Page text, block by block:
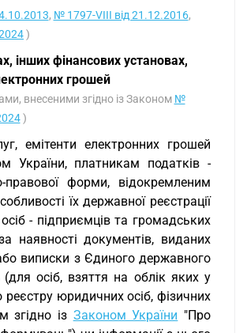
, № 1797-VIII від 21.12.2016,
)
інших фінансових установах,
грошей
внесеними згідно із Законом №
)
емітенти електронних грошей
України, платникам податків -
форми, відокремленим
їх державної реєстрації
- підприємців та громадських
наявності документів, виданих
виписки з Єдиного державного
осіб, взяття на облік яких у
юридичних осіб, фізичних
згідно із Законом України "Про